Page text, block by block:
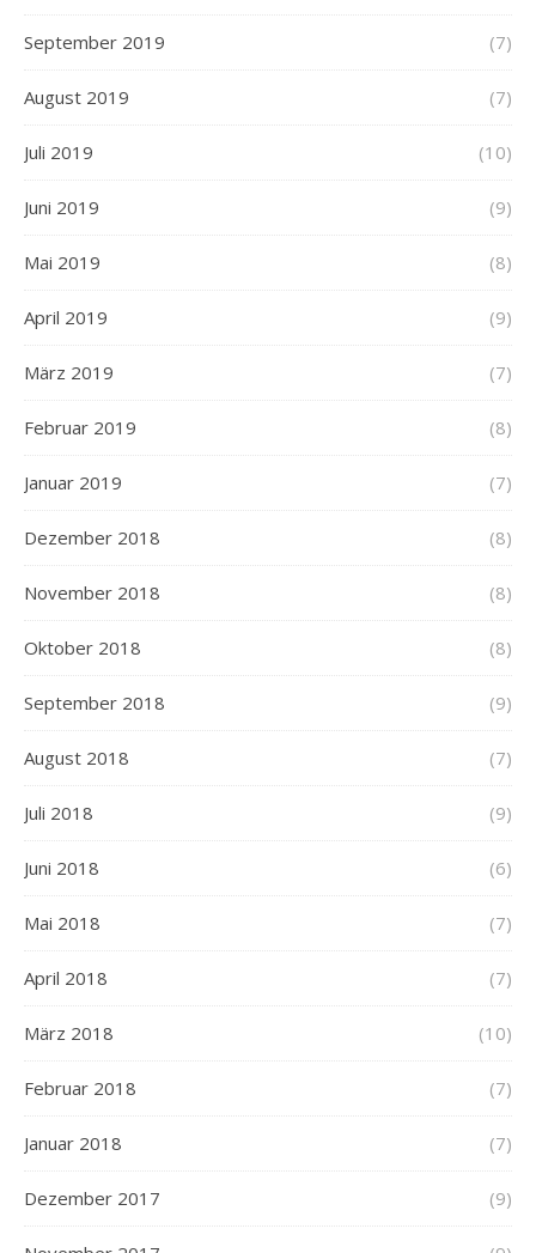
September 2019 (7)
August 2019 (7)
Juli 2019 (10)
Juni 2019 (9)
Mai 2019 (8)
April 2019 (9)
März 2019 (7)
Februar 2019 (8)
Januar 2019 (7)
Dezember 2018 (8)
November 2018 (8)
Oktober 2018 (8)
September 2018 (9)
August 2018 (7)
Juli 2018 (9)
Juni 2018 (6)
Mai 2018 (7)
April 2018 (7)
März 2018 (10)
Februar 2018 (7)
Januar 2018 (7)
Dezember 2017 (9)